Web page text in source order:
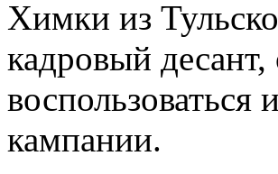
Химки из
кадровый
кампании.